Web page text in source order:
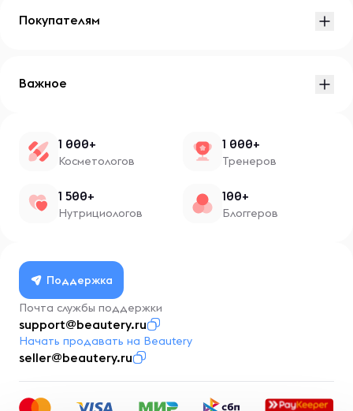
Покупателям
Важное
1 000+
Косметологов
1 000+
Тренеров
1 500+
Нутрициологов
100+
Блоггеров
Поддержка
Почта службы поддержки
support@beautery.ru
Начать продавать на Beautery
seller@beautery.ru